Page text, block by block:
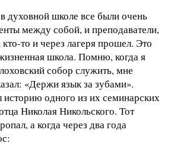
духовной школе все были очень
между собой, и преподаватели,
то и через лагеря прошел. Это
школа. Помню, когда я
собор служить, мне
«Держи язык за зубами».
одного из их семинарских
Николая Никольского. Тот
а когда через два года